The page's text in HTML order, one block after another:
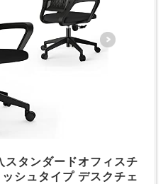
タンダードオフィスチ
シュタイプ デスクチェ